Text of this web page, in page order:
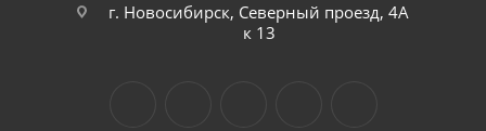
г. Новосибирск, Северный проезд, 4А
к 13